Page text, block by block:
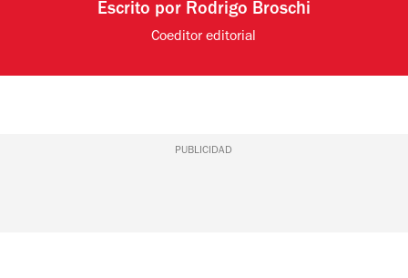
Escrito por Rodrigo Broschi
Coeditor editorial
PUBLICIDAD